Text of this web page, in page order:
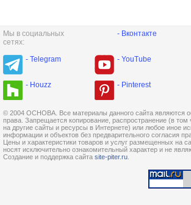
Мы в социальных
сетях:
- Вконтакте
- Telegram - YouTube
- Houzz - Pinterest
© 2004 ОСНОВА. Все материалы данного сайта являются
права. Запрещается копирование, распространение (в том
на другие сайты и ресурсы в Интернете) или любое иное
информации и объектов без предварительного согласия
Цены и характеристики товаров и услуг размещенных на
носят исключительно ознакомительный характер и не
Создание и поддержка сайта site-piter.ru